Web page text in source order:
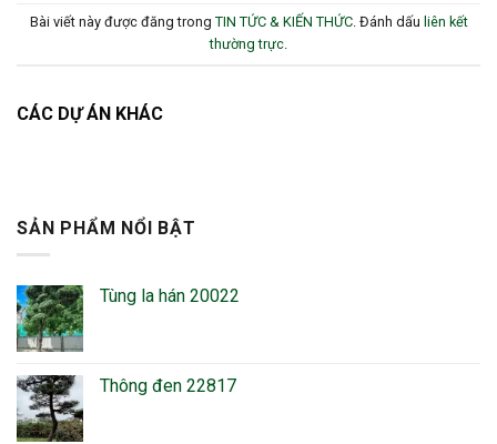
SẢN PHẨM NỔI BẬT
Tùng la hán 20022
Thông đen 22817
Bài viết này được đăng trong TIN TỨC & KIẾN THỨC. Đánh dấu liên kết
thường trực
CÁC DỰ ÁN KHÁC